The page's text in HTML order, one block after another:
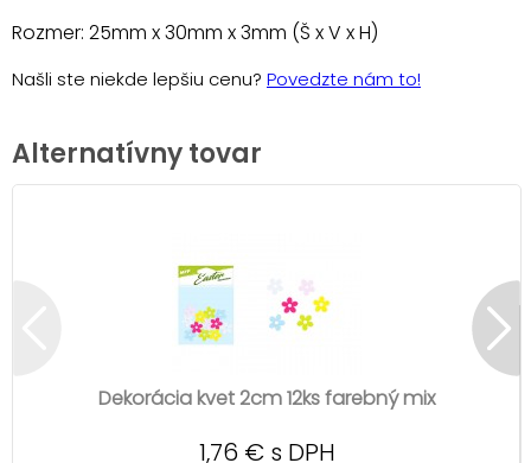
Rozmer: 25mm x 30mm x 3mm (Š x V x H)
Našli ste niekde lepšiu cenu? Povedzte nám to!
Alternatívny tovar
Dekorácia kvet 2cm 12ks farebný mix
1,76 € s DPH